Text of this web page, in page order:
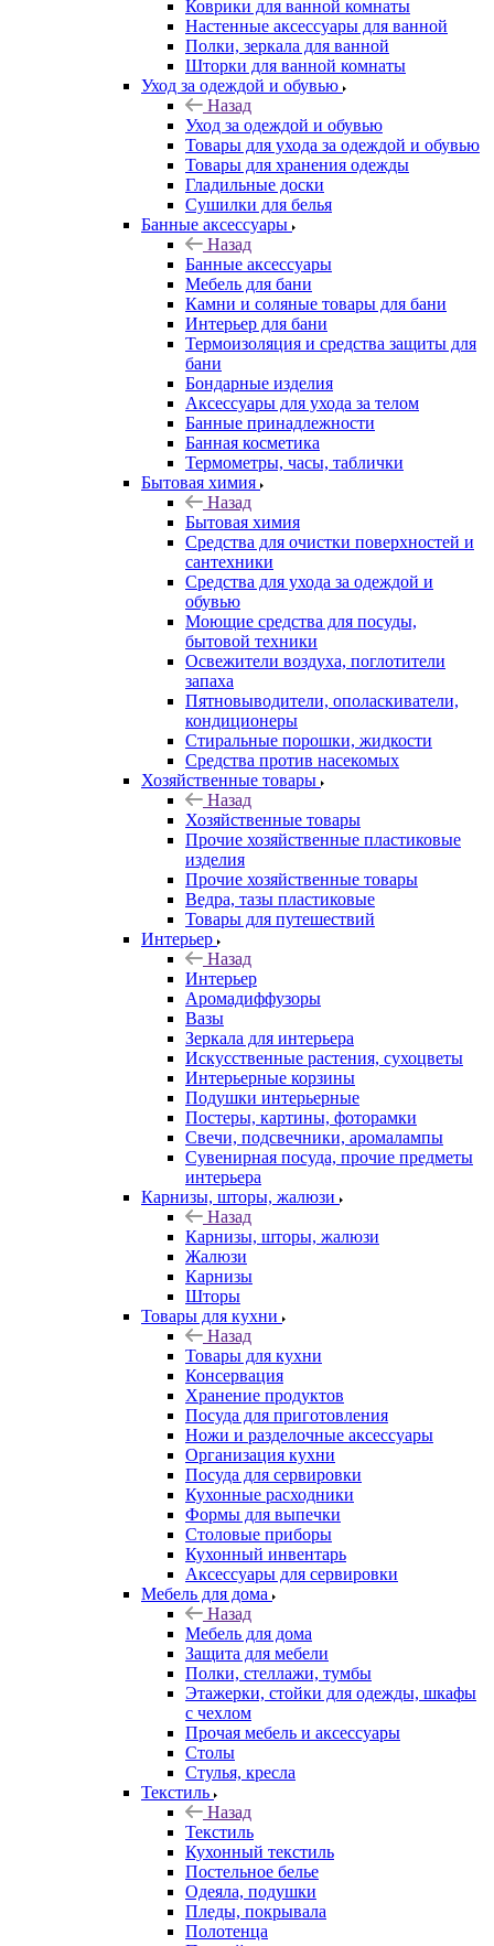
Коврики для ванной комнаты
Настенные аксессуары для ванной
Полки, зеркала для ванной
Шторки для ванной комнаты
Уход за одеждой и обувью
Назад
Уход за одеждой и обувью
Товары для ухода за одеждой и обувью
Товары для хранения одежды
Гладильные доски
Сушилки для белья
Банные аксессуары
Назад
Банные аксессуары
Мебель для бани
Камни и соляные товары для бани
Интерьер для бани
Термоизоляция и средства защиты для
бани
Бондарные изделия
Аксеcсуары для ухода за телом
Банные принадлежности
Банная косметика
Термометры, часы, таблички
Бытовая химия
Назад
Бытовая химия
Средства для очистки поверхностей и
сантехники
Средства для ухода за одеждой и
обувью
Моющие средства для посуды,
бытовой техники
Освежители воздуха, поглотители
запаха
Пятновыводители, ополаскиватели,
кондиционеры
Стиральные порошки, жидкости
Средства против насекомых
Хозяйственные товары
Назад
Хозяйственные товары
Прочие хозяйственные пластиковые
изделия
Прочие хозяйственные товары
Ведра, тазы пластиковые
Товары для путешествий
Интерьер
Назад
Интерьер
Аромадиффузоры
Вазы
Зеркала для интерьера
Искусственные растения, сухоцветы
Интерьерные корзины
Подушки интерьерные
Постеры, картины, фоторамки
Свечи, подсвечники, аромалампы
Сувенирная посуда, прочие предметы
интерьера
Карнизы, шторы, жалюзи
Назад
Карнизы, шторы, жалюзи
Жалюзи
Карнизы
Шторы
Товары для кухни
Назад
Товары для кухни
Консервация
Хранение продуктов
Посуда для приготовления
Ножи и разделочные аксессуары
Организация кухни
Посуда для сервировки
Кухонные расходники
Формы для выпечки
Столовые приборы
Кухонный инвентарь
Аксессуары для сервировки
Мебель для дома
Назад
Мебель для дома
Защита для мебели
Полки, стеллажи, тумбы
Этажерки, стойки для одежды, шкафы
с чехлом
Прочая мебель и аксессуары
Столы
Стулья, кресла
Текстиль
Назад
Текстиль
Кухонный текстиль
Постельное белье
Одеяла, подушки
Пледы, покрывала
Полотенца